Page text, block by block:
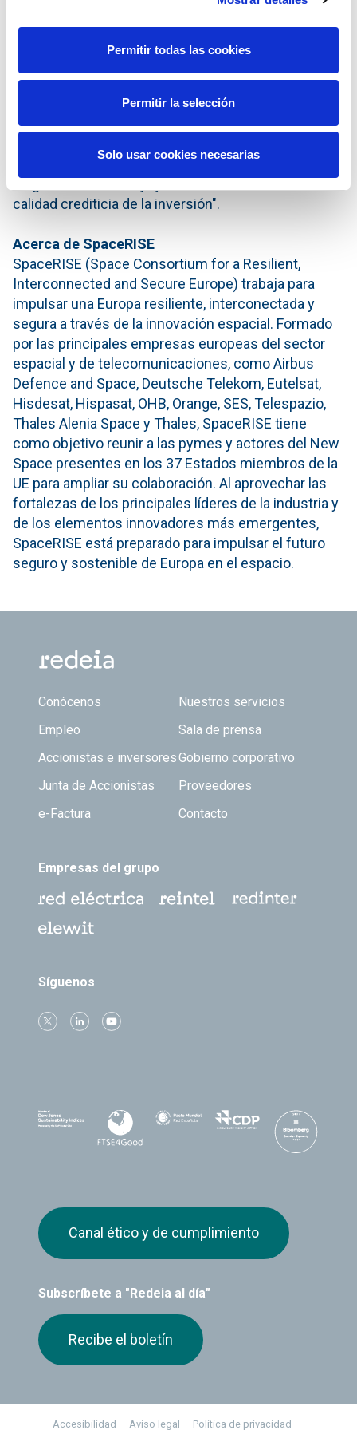
Permitir todas las cookies
Permitir la selección
Solo usar cookies necesarias
desarrollará una red espacial a prueba de futuro que
servirá como piedra angular de las estrategias
espaciales y de defensa de Europa en los próximos
multiórbita de SES y subraya nuestro compromiso
de avanzar en nuestras capacidades MEO, así como
acceder a la órbita LEO. Seguiremos trabajando para
requerimientos de rentabilidad, nuestros principios
de generación de caja y nuestras métricas de
calidad crediticia de la inversión".
Acerca de SpaceRISE
SpaceRISE (Space Consortium for a Resilient,
Interconnected and Secure Europe) trabaja para
impulsar una Europa resiliente, interconectada y
segura a través de la innovación espacial. Formado
por las principales empresas europeas del sector
espacial y de telecomunicaciones, como Airbus
Defence and Space, Deutsche Telekom, Eutelsat,
Hisdesat, Hispasat, OHB, Orange, SES, Telespazio,
Thales Alenia Space y Thales, SpaceRISE tiene
como objetivo reunir a las pymes y actores del New
Space presentes en los 37 Estados miembros de la
UE para ampliar su colaboración. Al aprovechar las
fortalezas de los principales líderes de la industria y
de los elementos innovadores más emergentes,
SpaceRISE está preparado para impulsar el futuro
seguro y sostenible de Europa en el espacio.
Footer TOP
Conócenos
Nuestros servicios
Empleo
Sala de prensa
Accionistas e inversoresGobierno corporativo
Junta de Accionistas
Proveedores
e-Factura
Contacto
Empresas del grupo
Síguenos
Subscríbete a "Redeia al día"
Recibe el boletín
Canal ético y de cumplimiento
Footer
Accesibilidad Aviso legal Política de privacidad